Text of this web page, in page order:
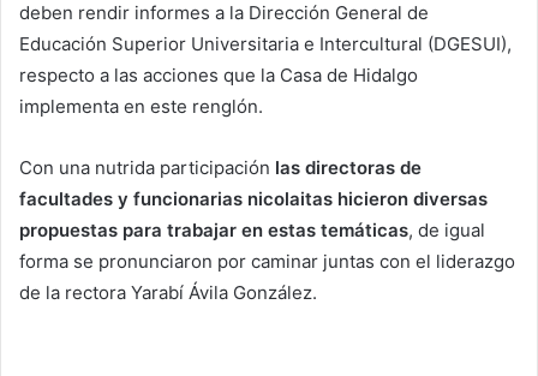
deben rendir informes a la Dirección General de
Educación Superior Universitaria e Intercultural (DGESUI),
respecto a las acciones que la Casa de Hidalgo
implementa en este renglón.
Con una nutrida participación las directoras de
facultades y funcionarias nicolaitas hicieron diversas
propuestas para trabajar en estas temáticas, de igual
forma se pronunciaron por caminar juntas con el liderazgo
de la rectora Yarabí Ávila González.